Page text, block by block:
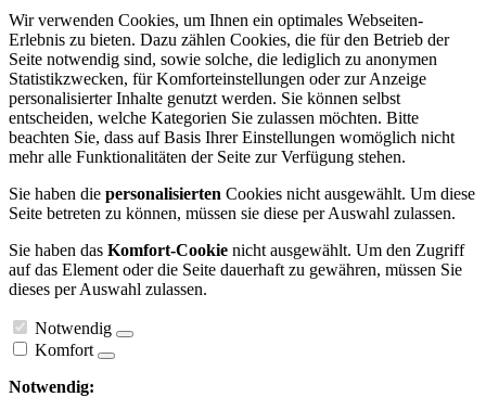
Wir verwenden Cookies, um Ihnen ein optimales Webseiten-
Erlebnis zu bieten. Dazu zählen Cookies, die für den Betrieb der
Seite notwendig sind, sowie solche, die lediglich zu anonymen
Statistikzwecken, für Komforteinstellungen oder zur Anzeige
personalisierter Inhalte genutzt werden. Sie können selbst
entscheiden, welche Kategorien Sie zulassen möchten. Bitte
beachten Sie, dass auf Basis Ihrer Einstellungen womöglich nicht
mehr alle Funktionalitäten der Seite zur Verfügung stehen.
Sie haben die personalisierten Cookies nicht ausgewählt. Um diese
Seite betreten zu können, müssen sie diese per Auswahl zulassen.
Sie haben das Komfort-Cookie nicht ausgewählt. Um den Zugriff
auf das Element oder die Seite dauerhaft zu gewähren, müssen Sie
dieses per Auswahl zulassen.
Notwendig
Komfort
Notwendig: